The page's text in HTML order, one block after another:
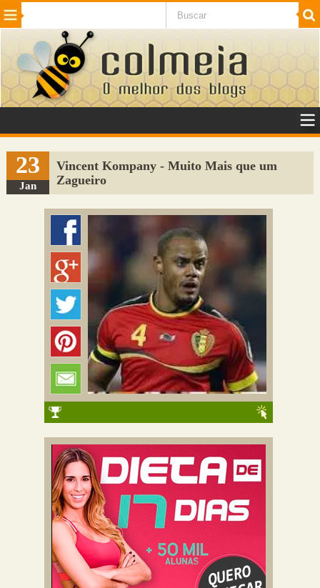
Beleza Cinema e TV
Internet Jogos NotÃ­cias SaÃºde
VeÃ­culos Adulto
Sugerir Link
Adicionar Blog
Colmeia Exchange
23
Jan
Vincent Kompany - Muito Mais que um
Zagueiro